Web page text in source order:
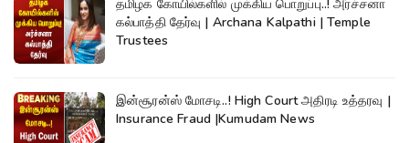
தமிழக கோயில்களில் முக்கிய பொறுப்பு..! அர்ச்சனா
கல்பாத்தி தேர்வு | Archana Kalpathi | Temple
Trustees
இன்சூரன்ஸ் மோசடி..! High Court அதிரடி உத்தரவு |
Insurance Fraud |Kumudam News